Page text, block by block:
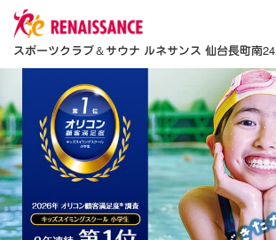
スポーツクラブ＆サウナ ルネサンス 仙台長町南24